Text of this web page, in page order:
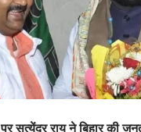
सत्येंद्र राय ने बिहार की